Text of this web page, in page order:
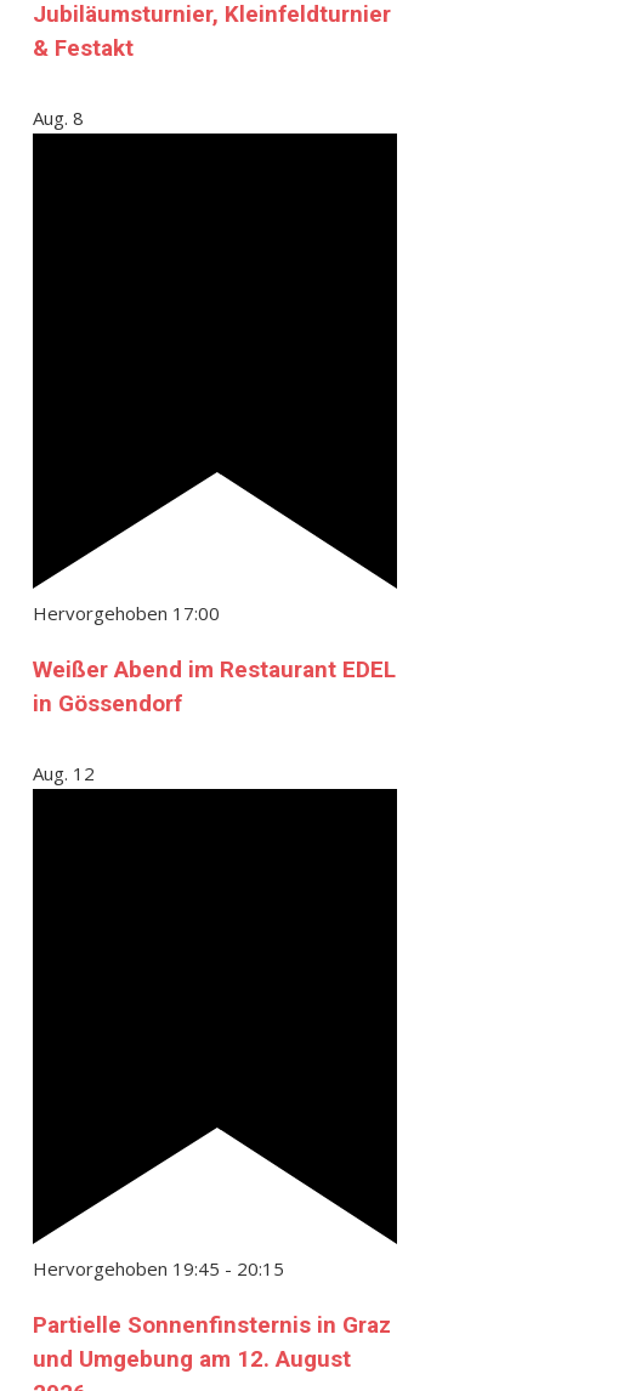
Jubiläumsturnier, Kleinfeldturnier
& Festakt
Aug. 8
Hervorgehoben 17:00
Weißer Abend im Restaurant EDEL
in Gössendorf
Aug. 12
Hervorgehoben 19:45 - 20:15
Partielle Sonnenfinsternis in Graz
und Umgebung am 12. August